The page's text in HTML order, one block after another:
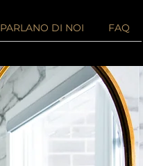
PARLANO DI NOI FAQ